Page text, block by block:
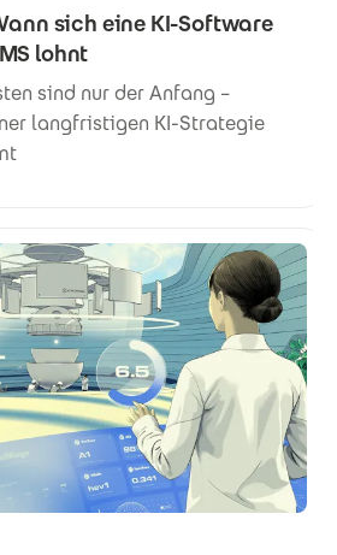
sich eine KI-Software
lohnt
sind nur der Anfang –
langfristigen KI-Strategie